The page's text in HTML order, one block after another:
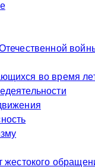
во время
жестокого